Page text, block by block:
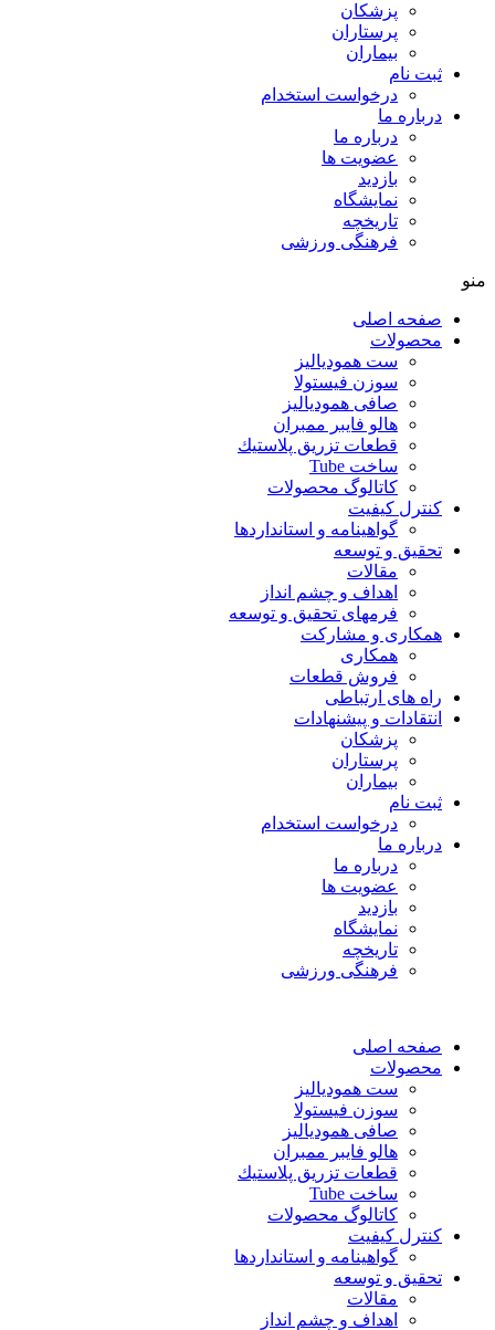
پزشكان
پرستاران
بيماران
ثبت نام
درخواست استخدام
درباره ما
درباره ما
عضویت ها
بازدید
نمایشگاه
تاريخچه
فرهنگی ورزشی
منو
صفحه اصلی
محصولات
ست همودیالیز
سوزن فیستولا
صافی همودیالیز
هالو فایبر ممبران
قطعات تزريق پلاستيك
ساخت Tube
کاتالوگ محصولات
کنترل کیفیت
گواهينامه و استانداردها
تحقيق و توسعه
مقالات
اهداف و چشم انداز
فرمهای تحقیق و توسعه
همکاری و مشارکت
همکاری
فروش قطعات
راه های ارتباطی
انتقادات و پيشنهادات
پزشكان
پرستاران
بيماران
ثبت نام
درخواست استخدام
درباره ما
درباره ما
عضویت ها
بازدید
نمایشگاه
تاريخچه
فرهنگی ورزشی
صفحه اصلی
محصولات
ست همودیالیز
سوزن فیستولا
صافی همودیالیز
هالو فایبر ممبران
قطعات تزريق پلاستيك
ساخت Tube
کاتالوگ محصولات
کنترل کیفیت
گواهينامه و استانداردها
تحقيق و توسعه
مقالات
اهداف و چشم انداز